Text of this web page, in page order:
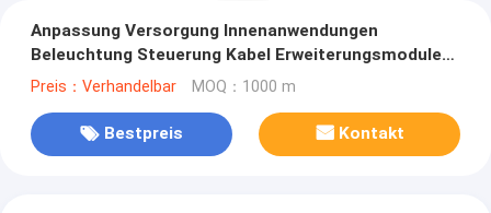
Anpassung Versorgung Innenanwendungen
Beleuchtung Steuerung Kabel Erweiterungsmodule
Tuner
Preis：Verhandelbar MOQ：1000 m
Bestpreis Kontakt